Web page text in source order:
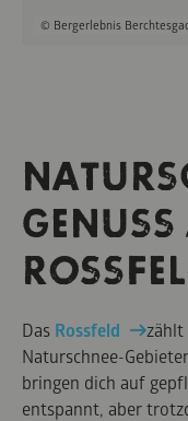
© Bergerlebnis
Das Rossfeld
zählt
Naturschnee-
bringen dich auf
entspannt, aber